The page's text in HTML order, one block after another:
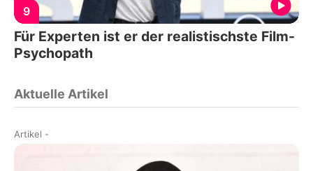
9
Für Experten ist er der realistischste Film-
Psychopath
Aktuelle Artikel
Artikel -